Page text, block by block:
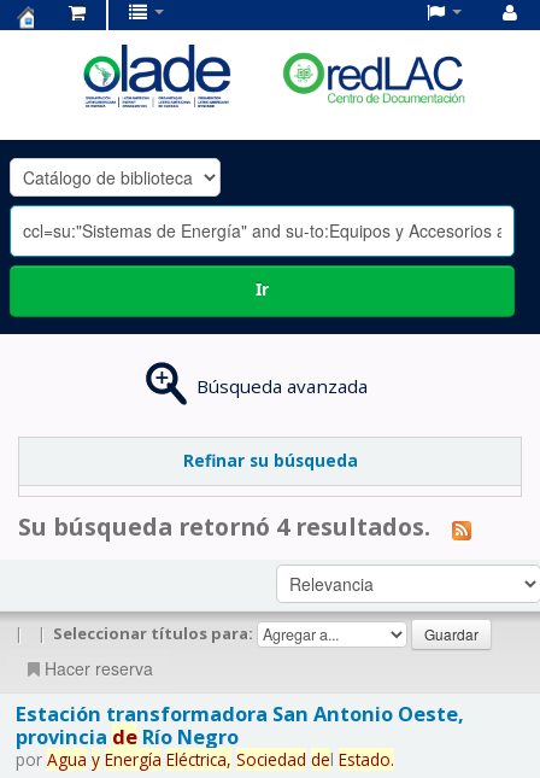
OLADE
-
Ir
Búsqueda avanzada
Refinar su búsqueda
Su búsqueda retornó 4 resultados.
| | Seleccionar títulos para:
Hacer reserva
Estación transformadora San Antonio Oeste,
provincia deRío Negro
por Agua y Energía Eléctrica, Sociedad del Estado.